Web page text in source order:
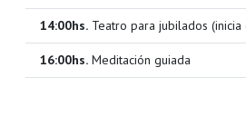
14:00hs. Teatro para jubilados
16:00hs. Meditación guiada